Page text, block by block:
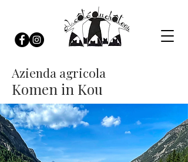
Azienda agricola
Komen in Kou